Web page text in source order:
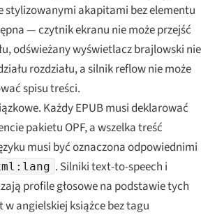
stylizowanymi akapitami bez elementu
— czytnik ekranu nie może przejść
odświeżany wyświetlacz brajlowski nie
rozdziału, a silnik reflow nie może
spisu treści.
Każdy EPUB musi deklarować
pakietu OPF, a wszelka treść
musi być oznaczona odpowiednimi
. Silniki text-to-speech i
profile głosowe na podstawie tych
angielskiej książce bez tagu